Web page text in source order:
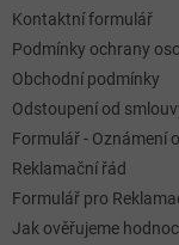
Kontaktní formulář
Podmínky ochrany
Obchodní podmínky
Odstoupení od
Formulář - Oznámení
Reklamační řád
Formulář pro
Jak ověřujeme